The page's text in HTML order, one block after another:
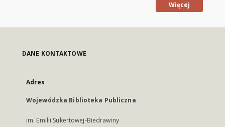
Więcej
DANE KONTAKTOWE
Adres
Wojewódzka Biblioteka Publiczna
im. Emilii Sukertowej-Biedrawiny